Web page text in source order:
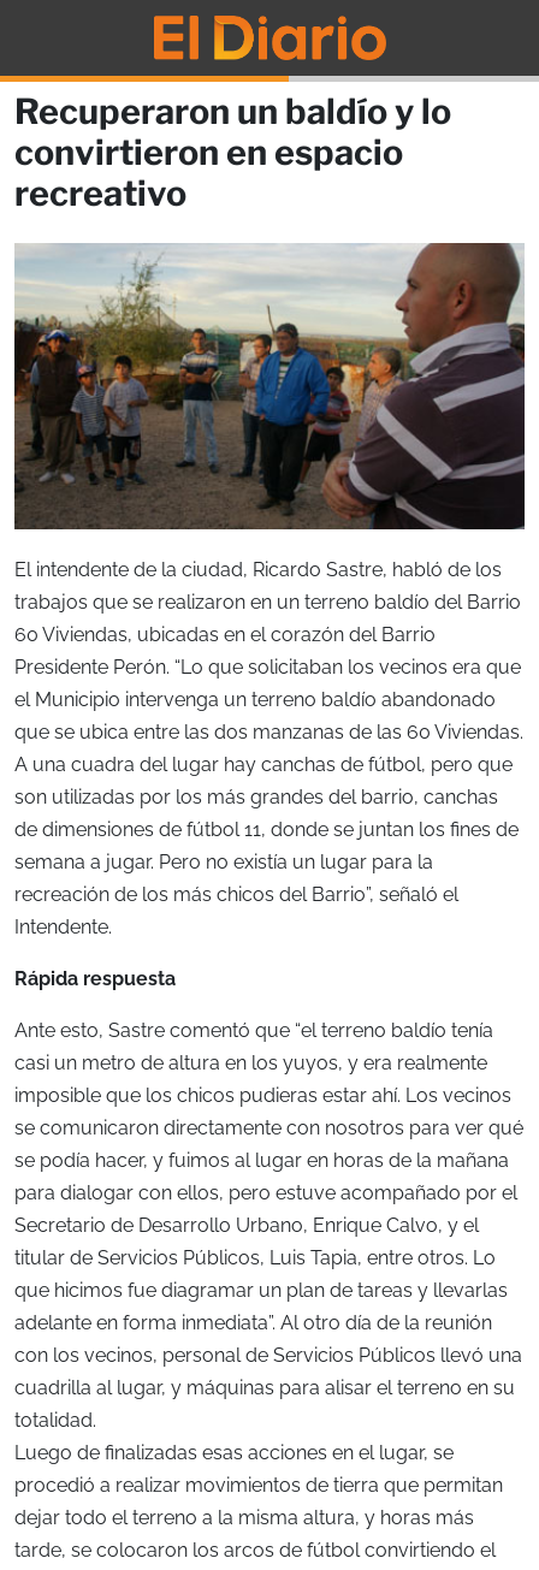
Recuperaron un baldío y lo
convirtieron en espacio
recreativo
El intendente de la ciudad, Ricardo Sastre, habló de los
trabajos que se realizaron en un terreno baldío del Barrio
60 Viviendas, ubicadas en el corazón del Barrio
Presidente Perón. “Lo que solicitaban los vecinos era que
el Municipio intervenga un terreno baldío abandonado
que se ubica entre las dos manzanas de las 60 Viviendas.
A una cuadra del lugar hay canchas de fútbol, pero que
son utilizadas por los más grandes del barrio, canchas
de dimensiones de fútbol 11, donde se juntan los fines de
semana a jugar. Pero no existía un lugar para la
recreación de los más chicos del Barrio”, señaló el
Intendente.
Rápida respuesta
Ante esto, Sastre comentó que “el terreno baldío tenía
casi un metro de altura en los yuyos, y era realmente
imposible que los chicos pudieras estar ahí. Los vecinos
se comunicaron directamente con nosotros para ver qué
se podía hacer, y fuimos al lugar en horas de la mañana
para dialogar con ellos, pero estuve acompañado por el
Secretario de Desarrollo Urbano, Enrique Calvo, y el
titular de Servicios Públicos, Luis Tapia, entre otros. Lo
que hicimos fue diagramar un plan de tareas y llevarlas
adelante en forma inmediata”. Al otro día de la reunión
con los vecinos, personal de Servicios Públicos llevó una
cuadrilla al lugar, y máquinas para alisar el terreno en su
totalidad.
Luego de finalizadas esas acciones en el lugar, se
procedió a realizar movimientos de tierra que permitan
dejar todo el terreno a la misma altura, y horas más
tarde, se colocaron los arcos de fútbol convirtiendo el